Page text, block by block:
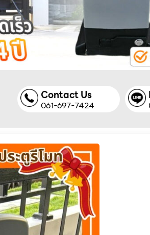
Contact Us
061-697-7424